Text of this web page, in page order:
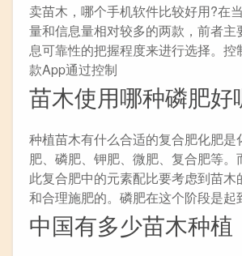
卖苗木，哪个手机软件比较好用?在
量和信息量相对较多的两款，前者
息可靠性的把握程度来进行选择。
款App通过控制
苗木使用哪种磷肥好
种植苗木有什么合适的复合肥化肥
肥、磷肥、钾肥、微肥、复合肥等
此复合肥中的元素配比要考虑到苗
和合理施肥的。磷肥在这个阶段是起
中国有多少苗木种植